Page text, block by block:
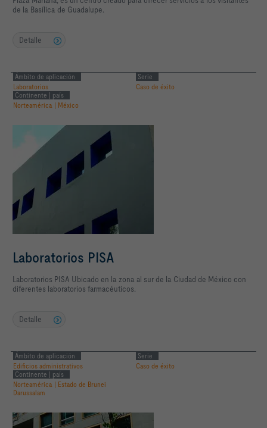
de la Basílica de Guadalupe.
Detalle
Ámbito de aplicación
Laboratorios
Serie
Caso de éxito
Continente | país
Norteamérica | México
Laboratorios PISA
Laboratorios PISA Ubicado en la zona al sur de la Ciudad de México con
diferentes laboratorios farmacéuticos.
Detalle
Ámbito de aplicación
Edificios administrativos
Serie
Caso de éxito
Continente | país
Norteamérica | Estado de Brunei
Darussalam